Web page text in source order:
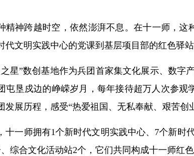
精神跨越时空，依然澎湃不息。在十一师，
代文明实践中心的党课到基层项目部的红色驿
星”数创基地作为兵团首家集文化展示、数字
屯垦戍边的峥嵘岁月，每年接待超万人次参
发展历程，感受“热爱祖国、无私奉献、艰苦创
十一师拥有1个新时代文明实践中心、7个新
综合文化活动站2个，它们共同构成十一师红色